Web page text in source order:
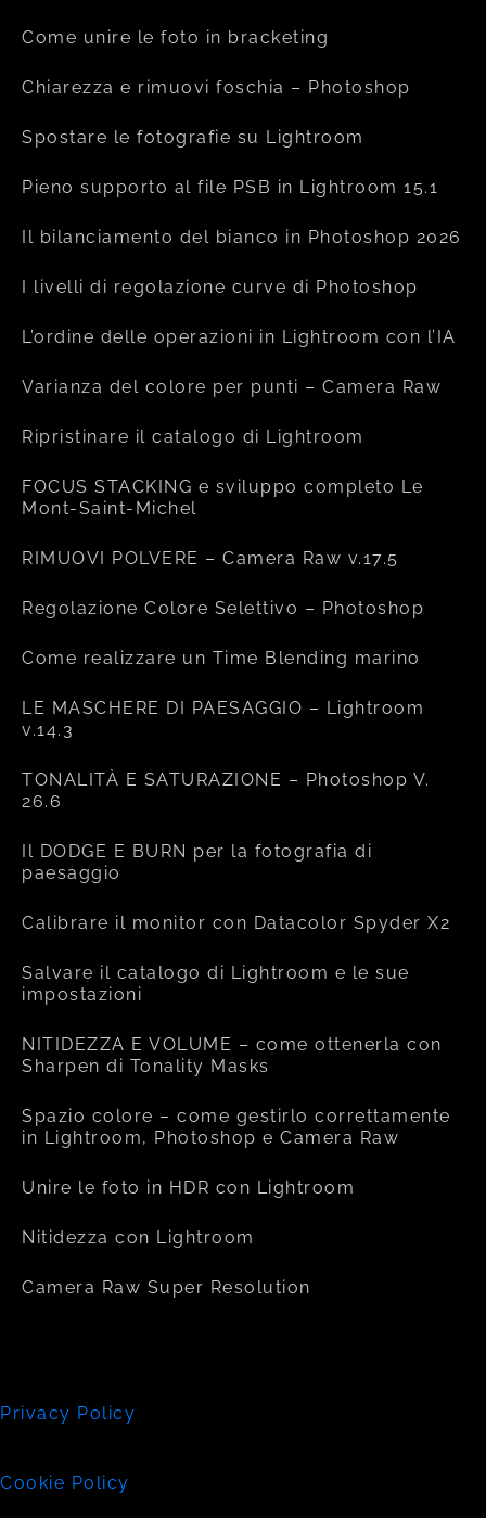
Come unire le foto in bracketing
Chiarezza e rimuovi foschia – Photoshop
Spostare le fotografie su Lightroom
Pieno supporto al file PSB in Lightroom 15.1
Il bilanciamento del bianco in Photoshop 2026
I livelli di regolazione curve di Photoshop
L’ordine delle operazioni in Lightroom con l’IA
Varianza del colore per punti – Camera Raw
Ripristinare il catalogo di Lightroom
FOCUS STACKING e sviluppo completo Le
Mont-Saint-Michel
RIMUOVI POLVERE – Camera Raw v.17.5
Regolazione Colore Selettivo – Photoshop
Come realizzare un Time Blending marino
LE MASCHERE DI PAESAGGIO – Lightroom
v.14.3
TONALITÀ E SATURAZIONE – Photoshop V.
26.6
Il DODGE E BURN per la fotografia di
paesaggio
Calibrare il monitor con Datacolor Spyder X2
Salvare il catalogo di Lightroom e le sue
impostazioni
NITIDEZZA E VOLUME – come ottenerla con
Sharpen di Tonality Masks
Spazio colore – come gestirlo correttamente
in Lightroom, Photoshop e Camera Raw
Unire le foto in HDR con Lightroom
Nitidezza con Lightroom
Camera Raw Super Resolution
Privacy Policy
Cookie Policy